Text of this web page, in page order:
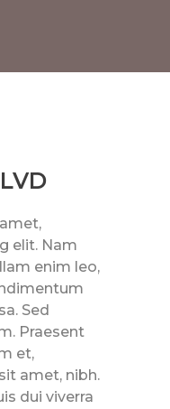
elit. Nam
enim leo,
Sed
Praesent
et,
amet, nibh.
dui viverra